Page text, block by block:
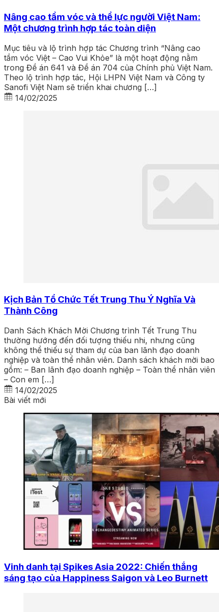
Nâng cao tầm vóc và thể lực người Việt Nam:
Một chương trình hợp tác toàn diện
Mục tiêu và lộ trình hợp tác Chương trình “Nâng cao
tầm vóc Việt – Cao Vui Khỏe” là một hoạt động nằm
trong Đề án 641 và Đề án 704 của Chính phủ Việt Nam.
Theo lộ trình hợp tác, Hội LHPN Việt Nam và Công ty
Sanofi Việt Nam sẽ triển khai chương […]
14/02/2025
Kịch Bản Tổ Chức Tết Trung Thu Ý Nghĩa Và
Thành Công
Danh Sách Khách Mời Chương trình Tết Trung Thu
thường hướng đến đối tượng thiếu nhi, nhưng cũng
không thể thiếu sự tham dự của ban lãnh đạo doanh
nghiệp và toàn thể nhân viên. Danh sách khách mời bao
gồm: – Ban lãnh đạo doanh nghiệp – Toàn thể nhân viên
– Con em […]
14/02/2025
Bài viết mới
Vinh danh tại Spikes Asia 2022: Chiến thắng
sáng tạo của Happiness Saigon và Leo Burnett